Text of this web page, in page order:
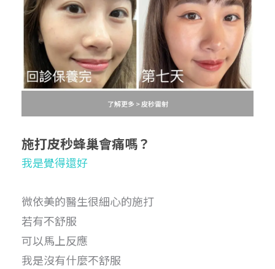
了解更多 > 皮秒雷射
施打皮秒蜂巢會痛嗎？
我是覺得還好
微依美的醫生很細心的施打
若有不舒服
可以馬上反應
我是沒有什麼不舒服